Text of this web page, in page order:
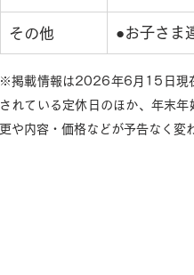
その他 ●お子さま
※掲載情報は2026年6月15日現
されている定休日のほか、年末
更や内容・価格などが予告なく変